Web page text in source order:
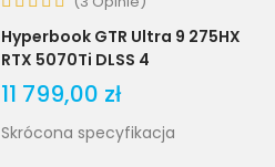
Hyperbook GTR Ultra 9 275HX
RTX 5070Ti DLSS 4
11 799,00 zł
Skrócona specyfikacja